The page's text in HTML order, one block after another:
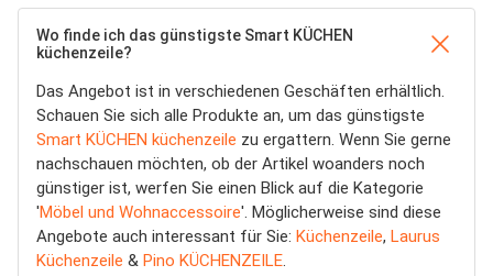
Wo finde ich das günstigste Smart KÜCHEN
küchenzeile?
Das Angebot ist in verschiedenen Geschäften erhältlich.
Schauen Sie sich alle Produkte an, um das günstigste
Smart KÜCHEN küchenzeile zu ergattern. Wenn Sie gerne
nachschauen möchten, ob der Artikel woanders noch
günstiger ist, werfen Sie einen Blick auf die Kategorie
'Möbel und Wohnaccessoire'. Möglicherweise sind diese
Angebote auch interessant für Sie: Küchenzeile, Laurus
Küchenzeile & Pino KÜCHENZEILE.